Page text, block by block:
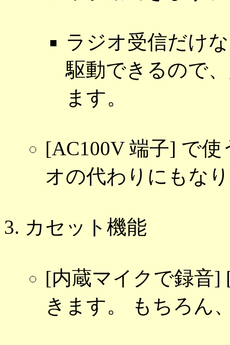
ラジオ受信だけ
駆動できるので
ます。
[AC100V 端子] で
オの代わりにもな
カセット機能
[内蔵マイクで録音]
きます。 もちろん